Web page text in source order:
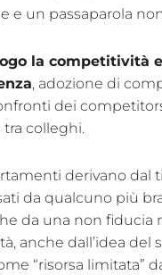
e un passaparola
la competitività
, adozione di
dei
tra colleghi.
derivano dal
da qualcuno più
da una non fiducia
anche dall’idea del
“risorsa limitata”